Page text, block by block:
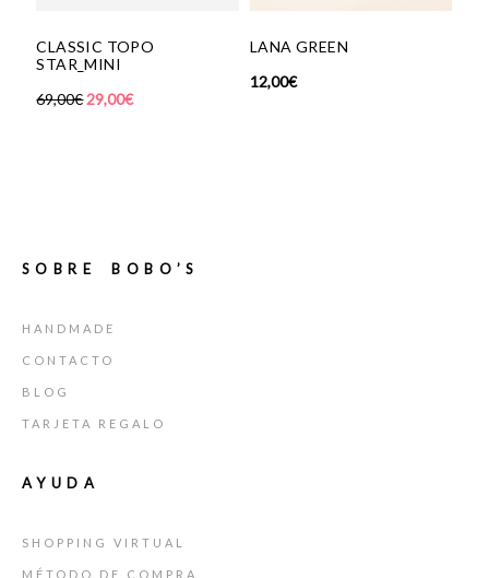
CLASSIC TOPO
STAR_MINI
69,00€29,00€
LANA GREEN
12,00€
SOBRE BOBO’S
HANDMADE
CONTACTO
BLOG
TARJETA REGALO
AYUDA
SHOPPING VIRTUAL
MÉTODO DE COMPRA